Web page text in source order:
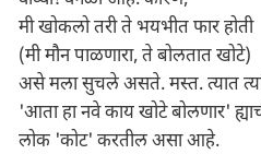
मी खोकलो तरी ते भयभीत फार होती
(मी मौन पाळणारा, ते बोलतात खोटे)
असे मला सुचले असते. मस्त. त्यात
'आता हा नवे काय खोटे बोलणार'
लोक 'कोट' करतील असा आहे.